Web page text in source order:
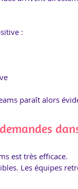
:
paraît alors
est très efficace.
Les équipes